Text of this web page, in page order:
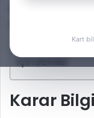
Kart
İçindekiler
Karar